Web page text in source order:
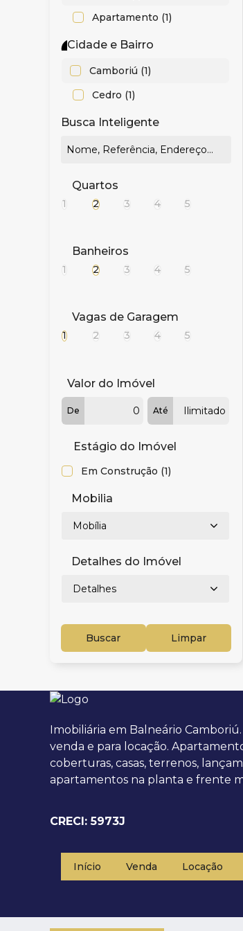
Apartamento (1)
Cidade e Bairro
Camboriú (1)
Cedro (1)
Busca Inteligente
Quartos
1 2 3 4 5
Banheiros
1 2 3 4 5
Vagas de Garagem
1 2 3 4 5
Valor do Imóvel
De Até
Estágio do Imóvel
Em Construção (1)
Mobilia
Mobília
Detalhes do Imóvel
Detalhes
Buscar Limpar
Imobiliária em Balneário
venda e para locação.
coberturas, casas, terrenos,
apartamentos na planta e frente
CRECI: 5973J
Início Venda Locação